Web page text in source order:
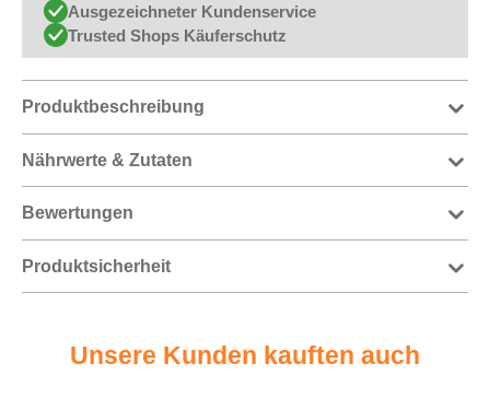
Ausgezeichneter Kundenservice
Trusted Shops Käuferschutz
Produktbeschreibung
Nährwerte & Zutaten
Bewertungen
Produktsicherheit
Unsere Kunden kauften auch